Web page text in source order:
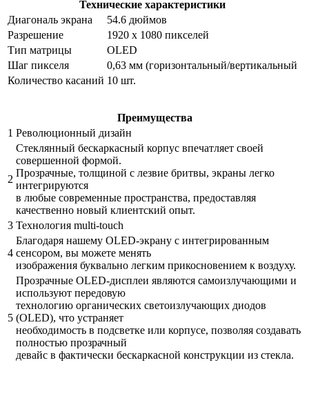
Технические характеристики
Диагональ экрана
54.6 дюймов
Разрешение
1920 x 1080 пикселей
Тип матрицы
OLED
Шаг пикселя
0,63 мм (горизонтальный/вертикальный
Количество касаний 10 шт.
Преимущества
1 Революционный дизайн
2
Стеклянный бескаркасный корпус впечатляет своей
совершенной формой.
Прозрачные, толщиной с лезвие бритвы, экраны легко
интегрируются
в любые современные пространства, предоставляя
качественно новый клиентский опыт.
3 Технология multi-touch
4
Благодаря нашему OLED-экрану с интегрированным
сенсором, вы можете менять
изображения буквально легким прикосновением к воздуху.
5
Прозрачные OLED-дисплеи являются самоизлучающими и
используют передовую
технологию органических светоизлучающих диодов
(OLED), что устраняет
необходимость в подсветке или корпусе, позволяя создавать
полностью прозрачный
девайс в фактически бескаркасной конструкции из стекла.